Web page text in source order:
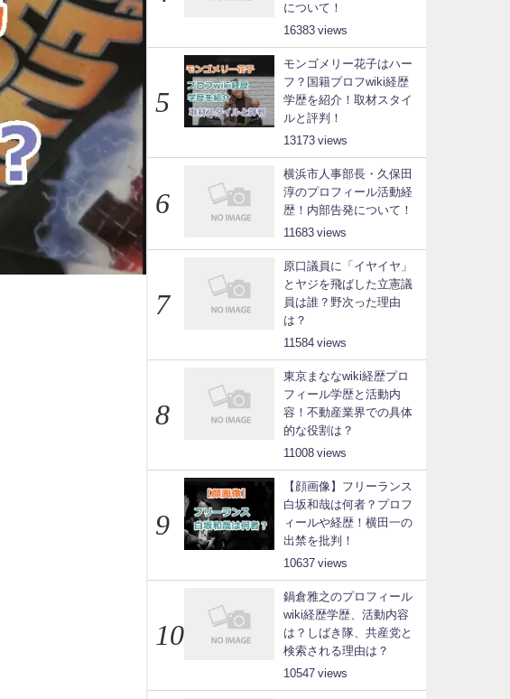
について！
16383
モンゴメリー花子はハー
フ？国籍プロフwiki経歴
学歴を紹介！取材スタイ
ルと評判！
13173
横浜市人事部長・久保田
淳のプロフィール活動経
歴！内部告発について！
11683
原口議員に「イヤイヤ」
とヤジを飛ばした立憲議
員は誰？野次った理由
は？
11584
東京まななwiki経歴プロ
フィール学歴と活動内
容！不動産業界での具体
的な役割は？
11008
【顔画像】フリーランス
白坂和哉は何者？プロフ
ィールや経歴！横田一の
出禁を批判！
10637
鍋倉雅之のプロフィール
wiki経歴学歴、活動内容
は？しばき隊、共産党と
検索される理由は？
10547